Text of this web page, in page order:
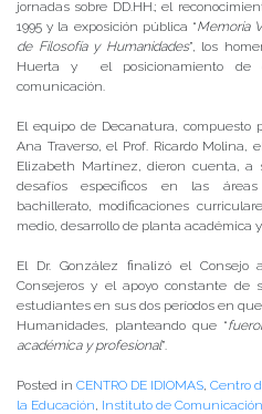
jornadas sobre DD.HH.; el
1995 y la exposición pública “Memoria
de Filosofía y Humanidades”, los
Huerta y el posicionamiento de
comunicación.
El equipo de Decanatura, compuesto
Ana Traverso, el Prof. Ricardo Molina,
Elizabeth Martínez, dieron cuenta, a
desafíos específicos en las
bachillerato, modificaciones
medio, desarrollo de planta académica
El Dr. González finalizó el Consejo
Consejeros y el apoyo constante de
estudiantes en sus dos períodos en
Humanidades, planteando que “
académica y profesional”.
Posted in CENTRO DE IDIOMAS, Centro
la Educación, Instituto de